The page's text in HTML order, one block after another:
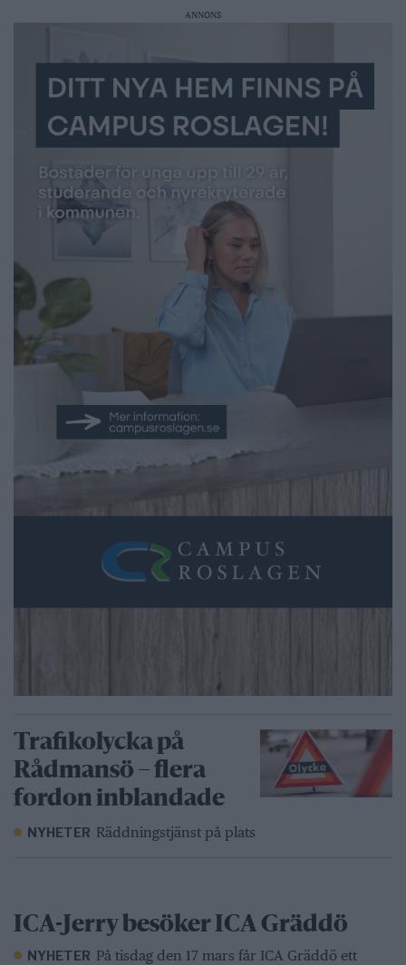
ANNONS
Trafikolycka på
Rådmansö – flera
fordon inblandade
NYHETER Räddningstjänst på plats
ICA-Jerry besöker ICA Gräddö
NYHETER På tisdag den 17 mars får ICA Gräddö ett